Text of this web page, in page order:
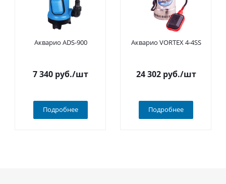
Акварио ADS-900
7 340 руб./шт
Подробнее
Акварио VORTEX 4-4SS
24 302руб./шт
Подробнее